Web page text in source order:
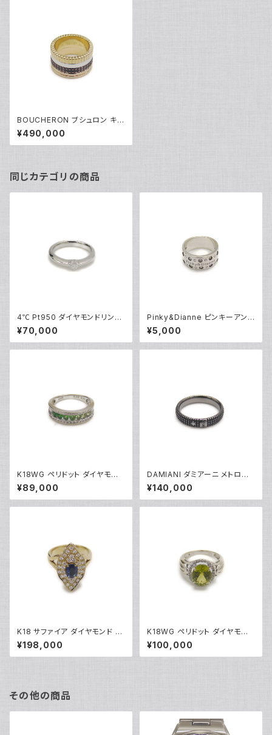
BOUCHERON ブシュロン キャ
トル クラシック リング ラージ K
18/ブラウンPVD 9号 Y05007
¥490,000
同じカテゴリの商品
4℃ Pt950 ダイヤモンドリング
[True Love] プラチナ 指輪 8
号 Y05242
¥70,000
Pinky&Dianne ピンキーアンド
ダイアン シルバーリング 指輪 9
号 Y04624
¥5,000
K18WG ペリドット ダイヤモンド
デザインリング 18金 ホワイトゴ
ールド 指輪 12号 Y05244
¥89,000
DAMIANI ダミアーニ メトロポ
リタンドリーム 1Pダイヤモンド
リング K18WG 18金 指輪 17号
Y05256
¥140,000
K18 サファイア ダイヤモンド デ
ザインリング 18金 指輪 12号 Y
05246
¥198,000
K18WG ペリドット ダイヤモンド
デザインリング 18金 ホワイトゴ
ールド 指輪 9号 Y04916
¥100,000
その他の商品